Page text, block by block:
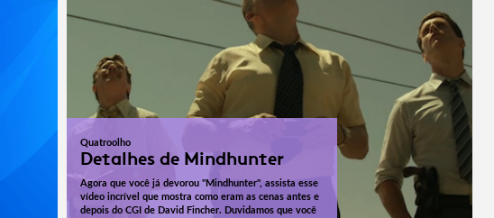
Quatroolho
Detalhes de Mindhunter
Agora que você já devorou "Mindhunter", assista esse
vídeo incrível que mostra como eram as cenas antes e
depois do CGI de David Fincher. Duvidamos que você